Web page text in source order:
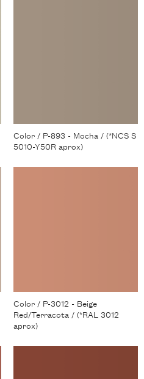
Color / P-893 - Mocha / (*NCS S
5010-Y50R aprox)
Color / P-3012 - Beige
Red/Terracota / (*RAL 3012
aprox)